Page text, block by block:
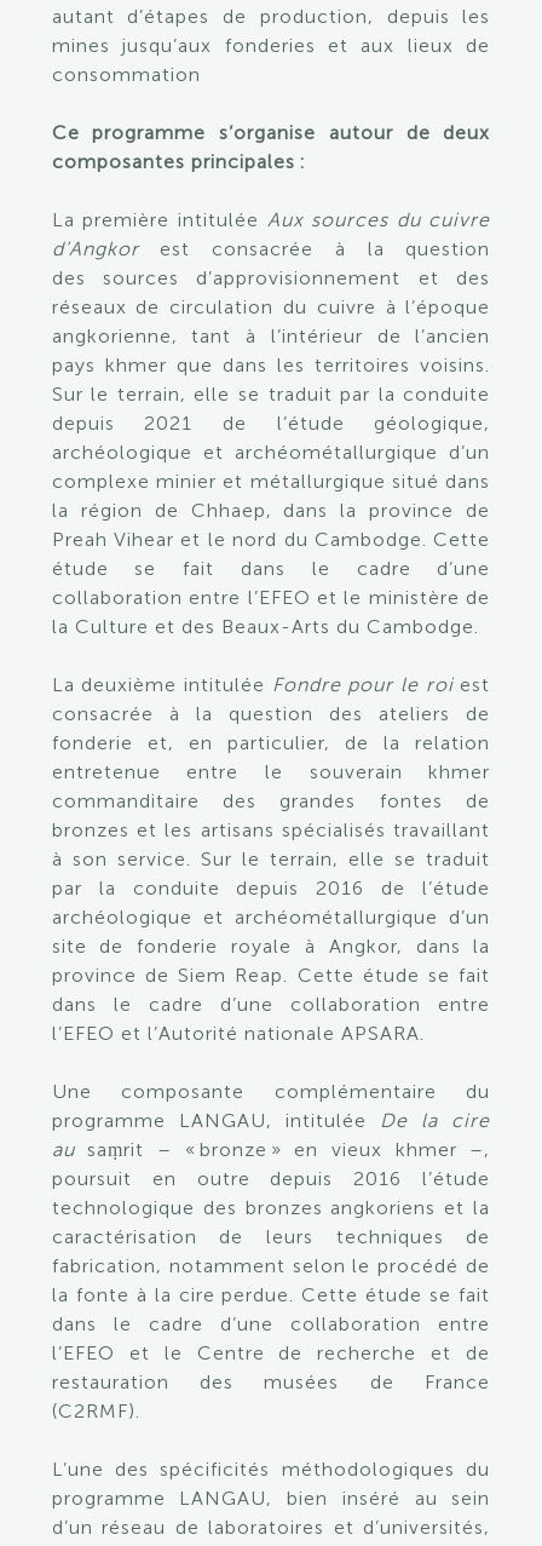
autant d’étapes de production, depuis les
mines jusqu’aux fonderies et aux lieux de
consommation
Ce programme s’organise autour de deux
composantes principales :
La première intitulée Aux sources du cuivre
d’Angkorest consacrée à la question
dessources d’approvisionnement et des
réseaux de circulation du cuivre à l’époque
angkorienne, tant à l’intérieur de l’ancien
pays khmer que dans les territoires voisins.
Sur le terrain, elle se traduit par la conduite
depuis 2021 de l’étude géologique,
archéologique et archéométallurgique d’un
complexe minier et métallurgique situé dans
la région de Chhaep, dans la province de
Preah Vihear et le nord du Cambodge. Cette
étude se fait dans le cadre d’une
collaboration entre l’EFEO et le ministère de
la Culture et des Beaux-Arts du Cambodge.
La deuxième intitulée Fondre pour le roiest
consacrée à la question des ateliers de
fonderie et, en particulier, de la relation
entretenue entre le souverain khmer
commanditaire des grandes fontes de
bronzes et les artisans spécialisés travaillant
à son service. Sur le terrain, elle se traduit
par la conduite depuis 2016 de l’étude
archéologique et archéométallurgique d’un
site de fonderie royale à Angkor, dans la
province de Siem Reap. Cette étude se fait
dans le cadre d’une collaboration entre
l’EFEO et l’Autorité nationale APSARA.
Une composante complémentaire du
programme LANGAU, intitulée De la cire
ausaṃrit – « bronze » en vieux khmer –,
poursuit en outre depuis 2016 l’étude
technologique des bronzes angkoriens et la
caractérisation de leurs techniques de
fabrication, notamment selon le procédé de
la fonte à la cire perdue. Cette étude se fait
dans le cadre d’une collaboration entre
l’EFEO et le Centre de recherche et de
restauration des musées de France
(C2RMF).
L’une des spécificités méthodologiques du
programme LANGAU, bien inséré au sein
d’un réseau de laboratoires et d’universités,